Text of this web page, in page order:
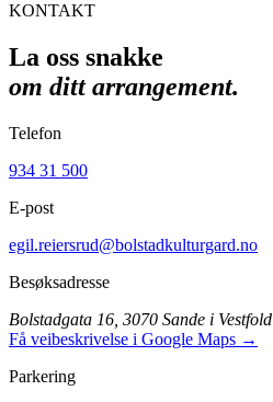
KONTAKT
La oss snakke
om ditt arrangement.
Telefon
934 31 500
E-post
egil.reiersrud@bolstadkulturgard.no
Besøksadresse
Bolstadgata 16, 3070 Sande i Vestfold
Få veibeskrivelse i Google Maps →
Parkering